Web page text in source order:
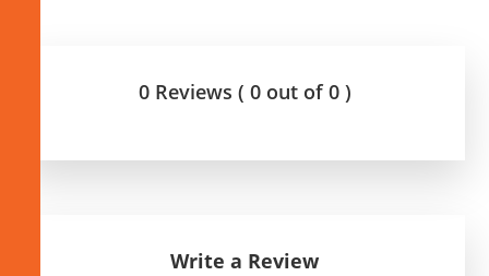
0 Reviews ( 0 out of 0 )
Write a Review